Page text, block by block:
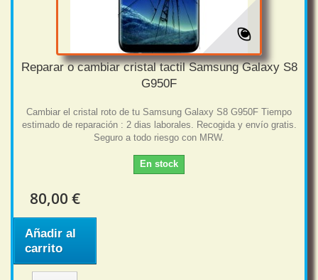
Reparar o cambiar cristal tactil Samsung Galaxy S8
G950F
Cambiar el cristal roto de tu Samsung Galaxy S8 G950F Tiempo
estimado de reparación : 2 dias laborales. Recogida y envío gratis.
Seguro a todo riesgo con MRW.
En stock
80,00 €
Añadir al
carrito